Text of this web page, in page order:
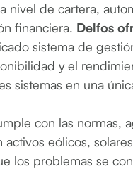
nivel de cartera,
financiera. Delfos
sistema de
y el
sistemas en una
con las normas,
eólicos,
los problemas se